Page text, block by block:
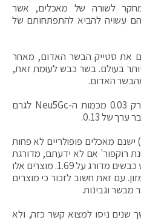
לשורה של מאכלים, אשר
עשויה להביא להתפתחותם של
את סטייק הבשר האדום, מאחר
בעולם. בשר כבש לעומת זאת,
גבינת מוצרלה לדוגמה, מכילה רק 0.03 מכמות ה-Neu5Gc לגרם
של 0.13.
מאכלים פופולריים לא פחות
רוקפור' אם לא ידעתם, מדורגת
במספר גבוה יחסית – 3.35, יוגורט כבשים מדורג על 1.69. מוצרים אלו
עם זאת חשוב לזכור כי מוצרים
מבשר וגבינות.
שנים ניסו למצוא קשר כזה, ולא